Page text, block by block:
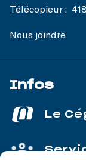
Télécopieur :
Nous joindre
Infos
Le